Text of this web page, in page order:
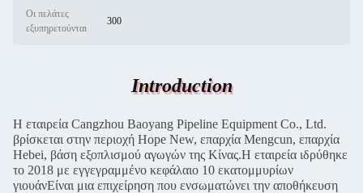
Οι πελάτες
εξυπηρετούνται
300
Introduction
Η εταιρεία Cangzhou Baoyang Pipeline Equipment Co., Ltd.
βρίσκεται στην περιοχή Hope New, επαρχία Mengcun, επαρχία
Hebei, βάση εξοπλισμού αγωγών της Κίνας.Η εταιρεία ιδρύθηκε
το 2018 με εγγεγραμμένο κεφάλαιο 10 εκατομμυρίων
γιουάνΕίναι μια επιχείρηση που ενσωματώνει την αποθήκευση